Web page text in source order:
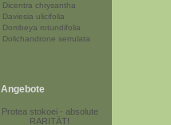
Dicentra chrysantha
Daviesia ulicifolia
Dombeya rotundifolia
Dolichandrone serrulata
Angebote